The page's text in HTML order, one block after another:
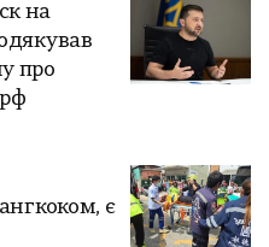
на
про
є